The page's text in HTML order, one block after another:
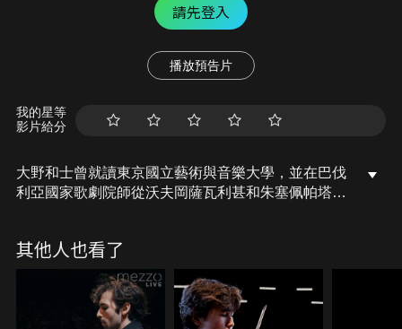
請先登入
播放預告片
我的星等
影片給分
大野和士曾就讀東京國立藝術與音樂大學，並在巴伐
利亞國家歌劇院師從沃夫岡薩瓦利甚和朱塞佩帕塔
揮，並曾擔任該樂團的藝術顧問，擁有該樂團的「桂
冠指揮」稱號。海外方面，大野和士從1990年代起便
已常駐各國著名單位，包括里昂國家歌劇院、巴塞隆
納與加泰隆尼亞交響樂團及布魯塞爾愛樂等。
其他人也看了